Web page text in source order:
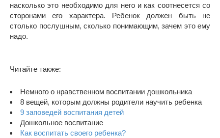
насколько это необходимо для него и как соотнесется со
сторонами его характера. Ребенок должен быть не
столько послушным, сколько понимающим, зачем это ему
надо.
Читайте также:
Немного о нравственном воспитании дошкольника
8 вещей, которым должны родители научить ребенка
9 заповедей воспитания детей
Дошкольное воспитание
Как воспитать своего ребенка?